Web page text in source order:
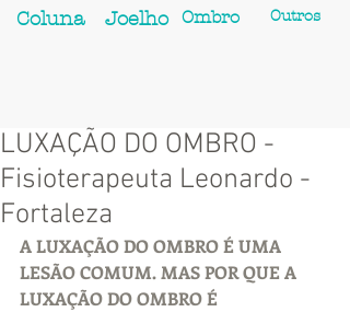
Coluna Joelho Ombro Outros
LUXAÇÃO DO OMBRO -
Fisioterapeuta Leonardo -
Fortaleza
A LUXAÇÃO DO OMBRO É UMA
LESÃO COMUM. MAS POR QUE A
LUXAÇÃO DO OMBRO É